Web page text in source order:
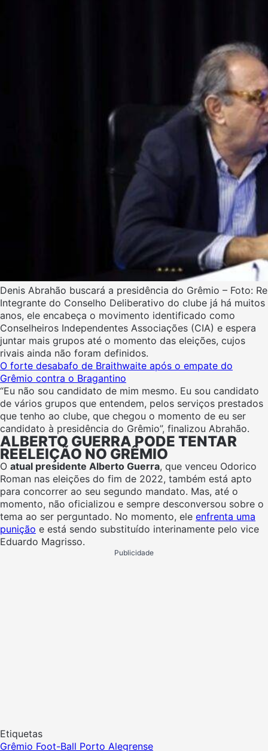
Denis Abrahão buscará a presidência do Grêmio – Foto:
Integrante do Conselho Deliberativo do clube já há muitos
anos, ele encabeça o movimento identificado como
Conselheiros Independentes Associações (CIA) e espera
juntar mais grupos até o momento das eleições, cujos
rivais ainda não foram definidos.
O forte desabafo de Braithwaite após o empate do
Grêmio contra o Bragantino
“Eu não sou candidato de mim mesmo. Eu sou candidato
de vários grupos que entendem, pelos serviços prestados
que tenho ao clube, que chegou o momento de eu ser
candidato à presidência do Grêmio”, finalizou Abrahão.
ALBERTO GUERRA PODE TENTAR
REELEIÇÃO NO GRÊMIO
O atual presidente Alberto Guerra, que venceu Odorico
Roman nas eleições do fim de 2022, também está apto
para concorrer ao seu segundo mandato. Mas, até o
momento, não oficializou e sempre desconversou sobre o
tema ao ser perguntado. No momento, ele enfrenta uma
punição e está sendo substituído interinamente pelo vice
Eduardo Magrisso.
Publicidade
Etiquetas
Grêmio Foot-Ball Porto Alegrense